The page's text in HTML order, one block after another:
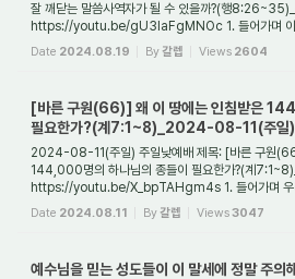
잘 깨닫는 말씀사역자가 될 수 있을까?(행
https://youtu.be/gU3laFgMNOc 1. 들어가며 이
기뻐하시는 복음은 ...
Date 2024.08.19 By갈렙 Views 2604
[바른 구원(66)] 왜 이 땅에는 인침받은
필요한가?(계7:1~8)_2024-08-11(주일)
2024-08-11(주일) 주일낮예배 제목: [바른 구원
144,000명의 하나님의 종들이 필요한가?(계
https://youtu.be/X_bpTAHgm4s 1. 들어가며 우리
들어가기 위함이다. 그것...
Date 2024.08.11 By갈렙 Views3047
예수님을 믿는 성도들이 이 말세에 정말 주의